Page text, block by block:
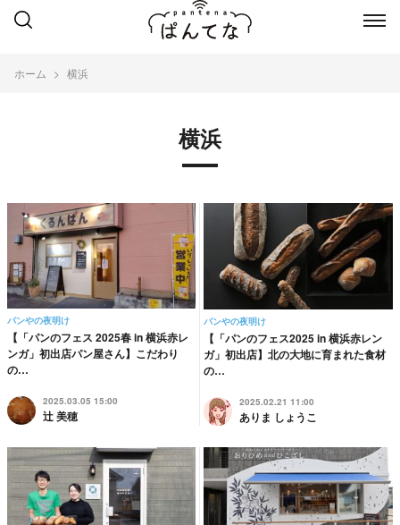
ホーム 横浜
横浜
パンやの夜明け
【「パンのフェス 2025春 in 横浜赤レ
ンガ」初出店パン屋さん】こだわり
の…
2025.03.05 15:00
辻 美穂
パンやの夜明け
【「パンのフェス2025 in 横浜赤レン
ガ」初出店】北の大地に育まれた食材
の…
2025.02.21 11:00
ありま しょうこ